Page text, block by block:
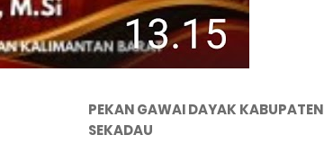
PEKAN GAWAI DAYAK KABUPATEN
SEKADAU